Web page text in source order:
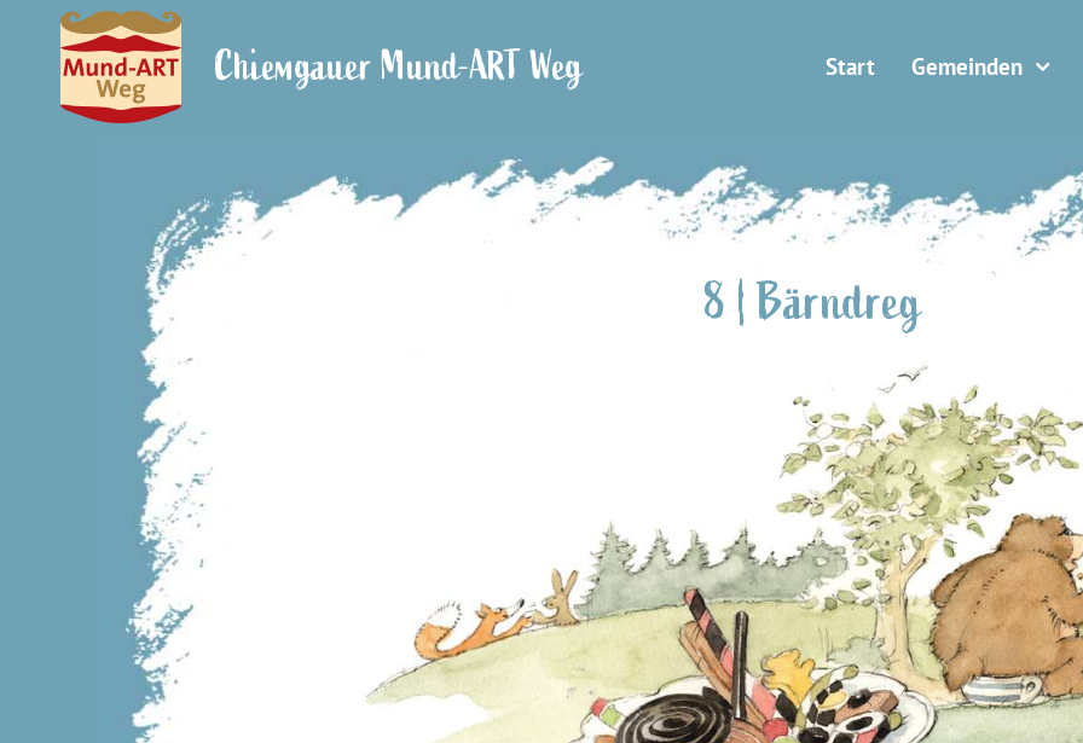
springen
Chiemgauer Mund-ART Weg Start Gemeinden
8 | Bärndreg